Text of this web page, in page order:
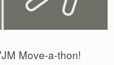
Move‑a‑thon!